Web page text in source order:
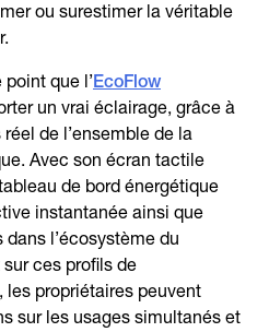
ou surestimer la véritable
que l’EcoFlow
un vrai éclairage, grâce à
de l’ensemble de la
Avec son écran tactile
de bord énergétique
instantanée ainsi que
dans l’écosystème du
sur ces profils de
propriétaires peuvent
sur les usages simultanés et